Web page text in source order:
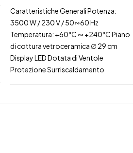
Caratteristiche Generali Potenza:
3500 W / 230 V / 50∾60 Hz
Temperatura: +60°C ∾ +240°C Piano
di cottura vetroceramica ∅ 29 cm
Display LED Dotata di Ventole
Protezione Surriscaldamento